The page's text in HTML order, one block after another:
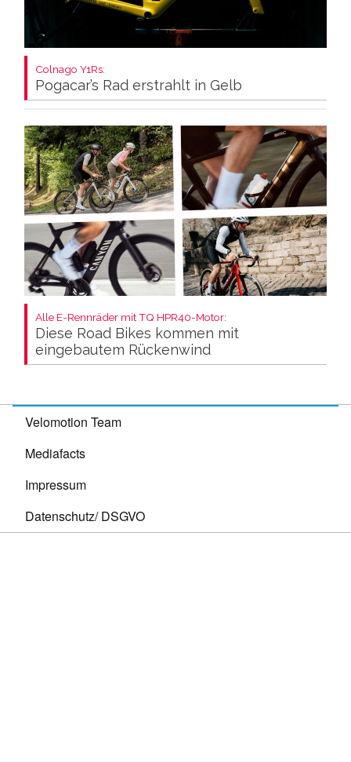
Colnago Y1Rs:
Pogacar’s Rad erstrahlt in Gelb
Alle E-Rennräder mit TQ HPR40-Motor:
Diese Road Bikes kommen mit
eingebautem Rückenwind
Velomotion Team
Mediafacts
Impressum
Datenschutz/ DSGVO